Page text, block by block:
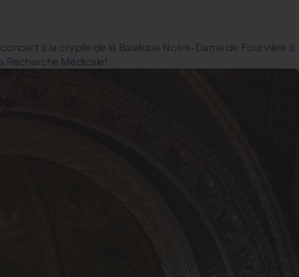
à la crypte de la Basilique Notre-Dame de Fourvière à
Médicale !